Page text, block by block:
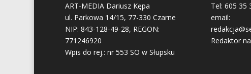
ART-MEDIA Dariusz Kępa
ul. Parkowa 14/15, 77-330 Czarne
NIP: 843-128-49-28, REGON:
771246920
Wpis do rej.: nr 553 SO w Słupsku
Tel: 605 35
email:
Redaktor